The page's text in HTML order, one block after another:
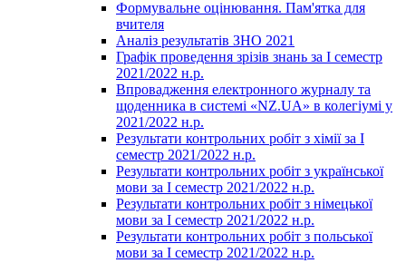
Формувальне оцінювання. Пам'ятка для
вчителя
Аналіз результатів ЗНО 2021
Графік проведення зрізів знань за І семестр
2021/2022 н.р.
Впровадження електронного журналу та
щоденника в системі «NZ.UA» в колегіумі у
2021/2022 н.р.
Результати контрольних робіт з хімії за І
семестр 2021/2022 н.р.
Результати контрольних робіт з української
мови за І семестр 2021/2022 н.р.
Результати контрольних робіт з німецької
мови за І семестр 2021/2022 н.р.
Результати контрольних робіт з польської
мови за І семестр 2021/2022 н.р.